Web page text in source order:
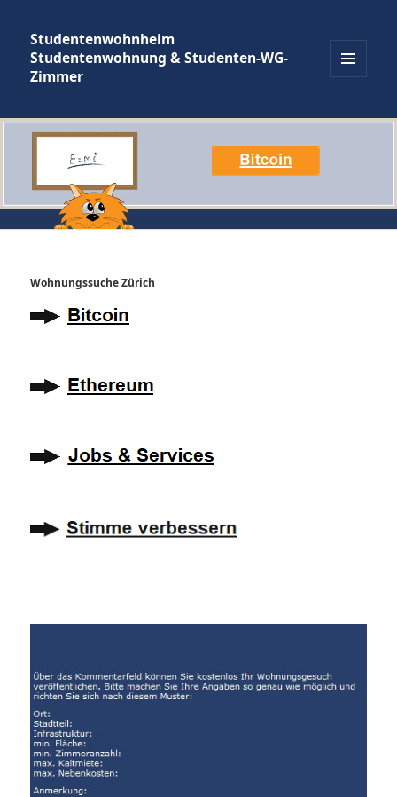
Studentenwohnheim
Studentenwohnung & Studenten-WG-
Zimmer
Wohnungssuche Zürich